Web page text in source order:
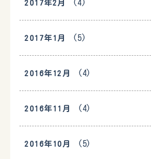
2017年2月 (4)
2017年1月 (5)
2016年12月 (4)
2016年11月 (4)
2016年10月 (5)